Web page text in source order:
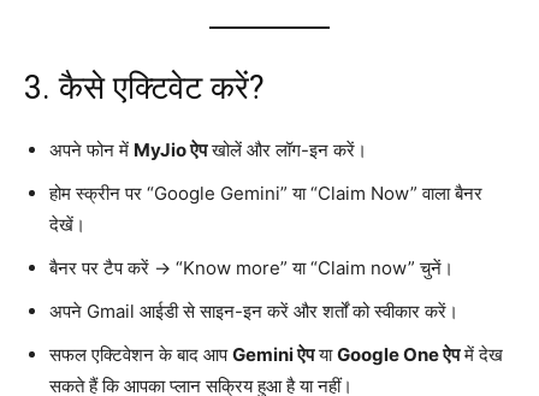
3. कैसे एक्टिवेट करें?
अपने फोन में MyJio ऐपखोलें और लॉग-इन करें।
होम स्क्रीन पर “Google Gemini” या “Claim Now” वाला बैनर
देखें।
बैनर पर टैप करें → “Know more” या “Claim now” चुनें।
अपने Gmail आईडी से साइन-इन करें और शर्तों को स्वीकार करें।
सफल एक्टिवेशन के बाद आपGemini ऐपयाGoogle One ऐपमें देख
सकते हैं कि आपका प्लान सक्रिय हुआ है या नहीं।